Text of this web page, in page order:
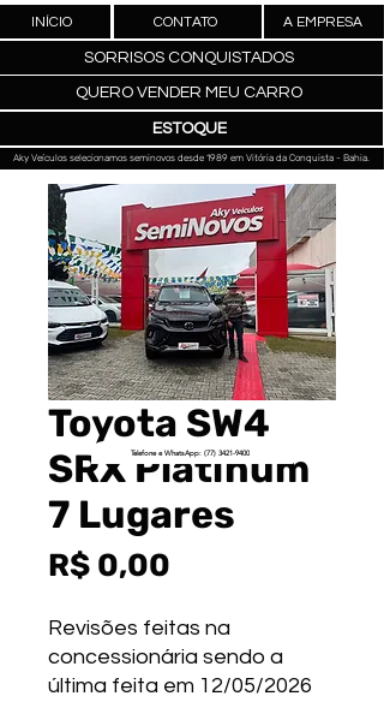
INÍCIO CONTATO A EMPRESA
SORRISOS CONQUISTADOS
QUERO VENDER MEU CARRO
ESTOQUE
Aky Veículos selecionamos seminovos desde 1989 em Vitória da Conquista - Bahia.
Toyota SW4
SRX Platinum
7 Lugares
R$ 0,00
Revisões feitas na
concessionária sendo a
última feita em 12/05/2026
Telefone e WhatsApp: (77) 3421-9400